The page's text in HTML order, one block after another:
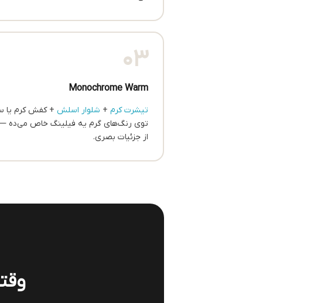
03
Monochrome Warm
تیشرت کرم + شلوار اسلش + کفش کرم یا
توی رنگ‌های گرم یه فیلینگ خاص می‌ده —
از جزئیات بصری.